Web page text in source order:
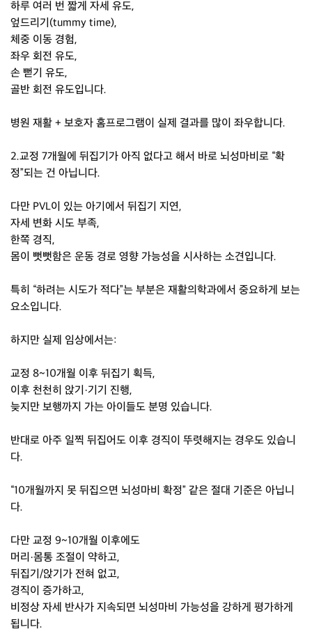
하루 여러 번 짧게 자세 유도,
엎드리기(tummy time),
체중 이동 경험,
좌우 회전 유도,
손 뻗기 유도,
골반 회전 유도입니다.
병원 재활 + 보호자 홈프로그램이 실제 결과를 많이 좌우합니다.
2.교정 7개월에 뒤집기가 아직 없다고 해서 바로 뇌성마비로 “확
정”되는 건 아닙니다.
다만 PVL이 있는 아기에서 뒤집기 지연,
자세 변화 시도 부족,
한쪽 경직,
몸이 뻣뻣함은 운동 경로 영향 가능성을 시사하는 소견입니다.
특히 “하려는 시도가 적다”는 부분은 재활의학과에서 중요하게 보는
요소입니다.
하지만 실제 임상에서는:
교정 8~10개월 이후 뒤집기 획득,
이후 천천히 앉기·기기 진행,
늦지만 보행까지 가는 아이들도 분명 있습니다.
반대로 아주 일찍 뒤집어도 이후 경직이 뚜렷해지는 경우도 있습니
다.
“10개월까지 못 뒤집으면 뇌성마비 확정” 같은 절대 기준은 아닙니
다.
다만 교정 9~10개월 이후에도
머리·몸통 조절이 약하고,
뒤집기/앉기가 전혀 없고,
경직이 증가하고,
비정상 자세 반사가 지속되면 뇌성마비 가능성을 강하게 평가하게
됩니다.